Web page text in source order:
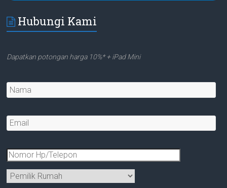
Hubungi Kami
Dapatkan potongan harga 10%* + iPad Mini